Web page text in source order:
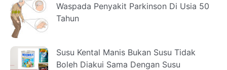
Waspada Penyakit Parkinson Di Usia 50
Tahun
Susu Kental Manis Bukan Susu Tidak
Boleh Diakui Sama Dengan Susu